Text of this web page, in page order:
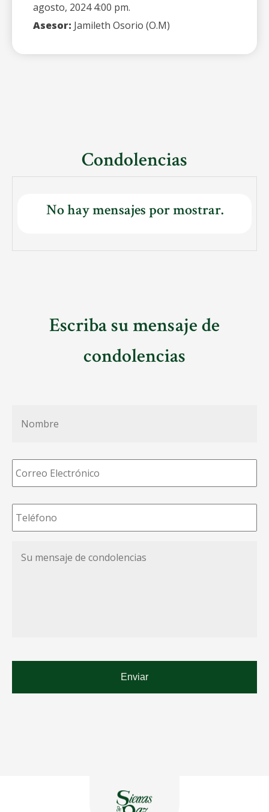
agosto, 2024 4:00 pm.
Asesor: Jamileth Osorio (O.M)
Condolencias
No hay mensajes por mostrar.
Escriba su mensaje de
condolencias
Correo
Electrónico *
Teléfono *
mensaje